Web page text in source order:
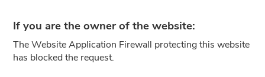
If you are the owner of the website:
The Website Application Firewall protecting this website
has blocked the request.